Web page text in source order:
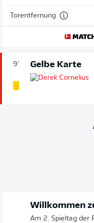
Torentfernung
9' Gelbe Karte
Willkommen
Am 2. Spieltag der